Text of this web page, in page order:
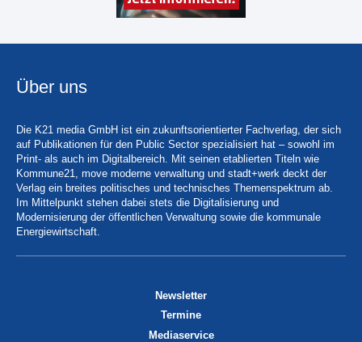
Über uns
Die K21 media GmbH ist ein zukunftsorientierter Fachverlag, der sich
auf Publikationen für den Public Sector spezialisiert hat – sowohl im
Print- als auch im Digitalbereich. Mit seinen etablierten Titeln wie
Kommune21, move moderne verwaltung und stadt+werk deckt der
Verlag ein breites politisches und technisches Themenspektrum ab.
Im Mittelpunkt stehen dabei stets die Digitalisierung und
Modernisierung der öffentlichen Verwaltung sowie die kommunale
Energiewirtschaft.
Newsletter
Termine
Mediaservice